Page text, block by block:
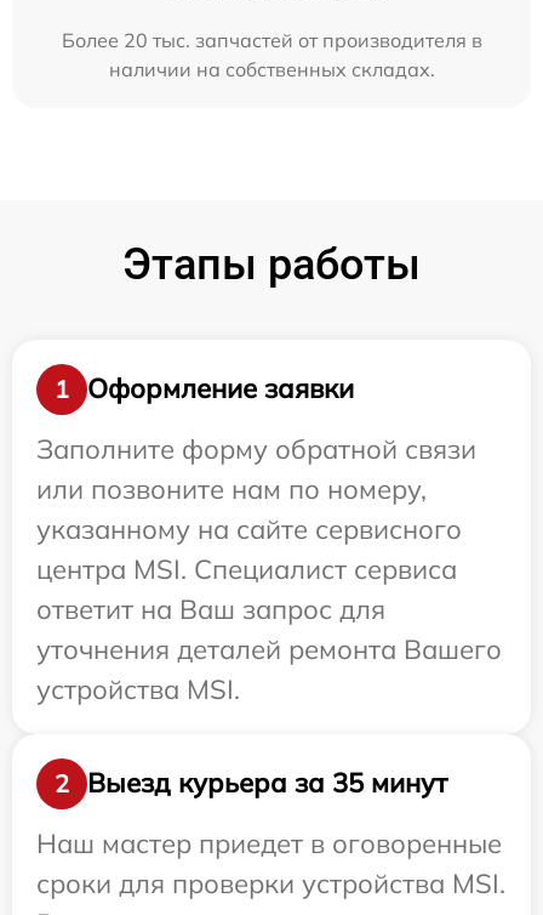
Более 20 тыс. запчастей от производителя в
наличии на собственных складах.
Этапы работы
1
Оформление заявки
Заполните форму обратной связи
или позвоните нам по номеру,
указанному на сайте сервисного
центра MSI. Специалист сервиса
ответит на Ваш запрос для
уточнения деталей ремонта Вашего
устройства MSI.
2
Выезд курьера за 35 минут
Наш мастер приедет в оговоренные
сроки для проверки устройства MSI.